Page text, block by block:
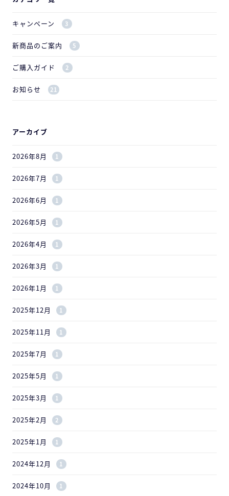
キャンペーン 3
新商品のご案内 5
ご購入ガイド 2
お知らせ 21
アーカイブ
2026年8月 1
2026年7月 1
2026年6月 1
2026年5月 1
2026年4月 1
2026年3月 1
2026年1月 1
2025年12月 1
2025年11月 1
2025年7月 1
2025年5月 1
2025年3月 1
2025年2月 2
2025年1月 1
2024年12月 1
2024年10月 1